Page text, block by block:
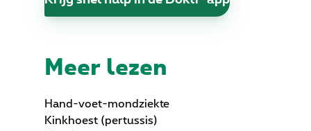
Meer lezen
Hand-voet-mondziekte
Kinkhoest (pertussis)